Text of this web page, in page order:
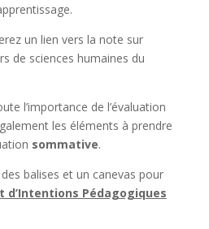
un lien vers la note sur
de sciences humaines du
l’importance de l’évaluation
les éléments à prendre
sommative.
balises et un canevas pour
d’Intentions Pédagogiques